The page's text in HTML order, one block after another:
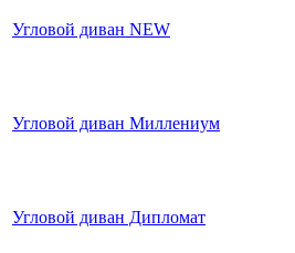
Угловой диван NEW
Угловой диван Миллениум
Угловой диван Дипломат